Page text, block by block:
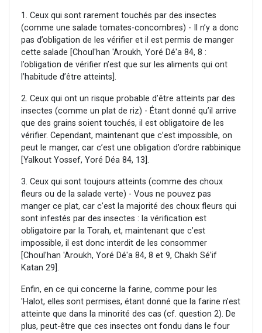
1. Ceux qui sont rarement touchés par des insectes
(comme une salade tomates-concombres) - Il n’y a donc
pas d’obligation de les vérifier et il est permis de manger
cette salade [Choul'han 'Aroukh, Yoré Dé'a 84, 8 :
l’obligation de vérifier n’est que sur les aliments qui ont
l’habitude d’être atteints].
2. Ceux qui ont un risque probable d’être atteints par des
insectes (comme un plat de riz) - Étant donné qu’il arrive
que des grains soient touchés, il est obligatoire de les
vérifier. Cependant, maintenant que c’est impossible, on
peut le manger, car c’est une obligation d’ordre rabbinique
[Yalkout Yossef, Yoré Déa 84, 13].
3. Ceux qui sont toujours atteints (comme des choux
fleurs ou de la salade verte) - Vous ne pouvez pas
manger ce plat, car c’est la majorité des choux fleurs qui
sont infestés par des insectes : la vérification est
obligatoire par la Torah, et, maintenant que c’est
impossible, il est donc interdit de les consommer
[Choul'han 'Aroukh, Yoré Dé'a 84, 8 et 9, Chakh Sé'if
Katan 29].
Enfin, en ce qui concerne la farine, comme pour les
'Halot, elles sont permises, étant donné que la farine n’est
atteinte que dans la minorité des cas (cf. question 2). De
plus, peut-être que ces insectes ont fondu dans le four